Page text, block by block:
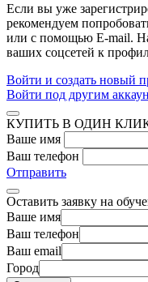
Если вы уже
рекомендуем попробовать
или с помощью E-mail.
Войти и создать новый
Войти под другим
КУПИТЬ В ОДИН
Ваше имя
Ваш телефон
Отправить
Оставить заявку на
Ваше имя
Ваш телефон
Ваш email
Город